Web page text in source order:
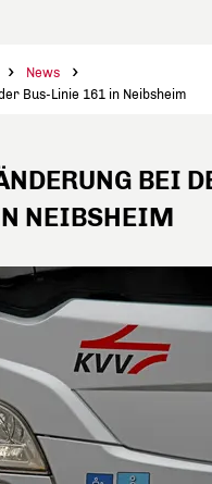
News
Bus-Linie 161 in Neibsheim
BEI
NEIBSHEIM